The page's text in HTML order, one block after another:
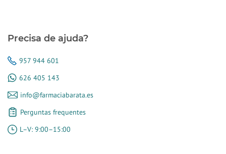
Precisa de ajuda?
957 944 601
626 405 143
info@farmaciabarata.es
Perguntas frequentes
L–V: 9:00–15:00